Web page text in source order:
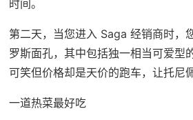
时间。
第二天，当您进入 Saga 经销商时，
罗斯面孔，其中包括独一相当可爱型
可笑但价格却是天价的跑车，让托尼佩
一道热菜最好吃